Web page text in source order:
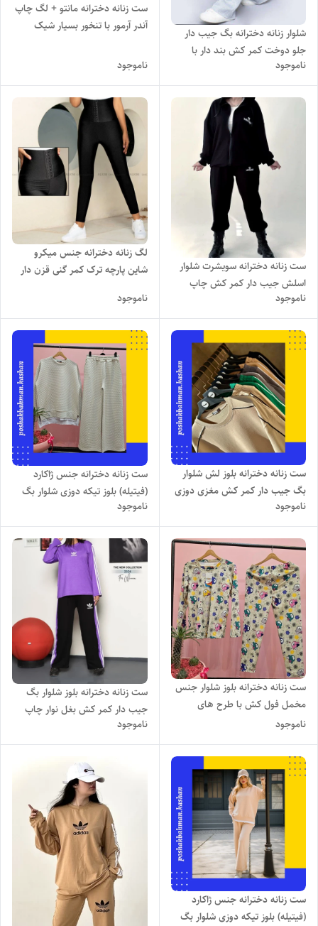
شلوار زنانه دخترانه بگ جیب دار
جلو دوخت کمر کش بند دار با
دوخت تمیز و تنخور بسیار شیک
ناموجود
ست زنانه دخترانه مانتو + لگ چاپ
آندر آرمور با تنخور بسیار شیک
ناموجود
ست زنانه دخترانه سویشرت شلوار
اسلش جیب دار کمر کش چاپ
balenciaga با تنخور بسیار شیک
ناموجود
لگ زنانه دخترانه جنس میکرو
شاین پارچه ترک کمر گنی قزن دار
ناموجود
ست زنانه دخترانه بلوز لش شلوار
بگ جیب دار کمر کش مغزی دوزی
با تنخور ساده و شیک
ناموجود
ست زنانه دخترانه جنس ژاکارد
(فیتیله) بلوز تیکه دوزی شلوار بگ
جیب دار کمر کش با تنخور بسیار
شیک و جذاب ارسال رایگان
ناموجود
ست زنانه دخترانه بلوز شلوار جنس
مخمل فول کش با طرح های
فانتزی و تنخور بسیار راحت شیک و
ناموجود
ست زنانه دخترانه بلوز شلوار بگ
جیب دار کمر کش بغل نوار چاپ
آدیداس با رنگ بندی و تنخور بسیار
شیک
ناموجود
ست زنانه دخترانه جنس ژاکارد
(فیتیله) بلوز تیکه دوزی شلوار بگ